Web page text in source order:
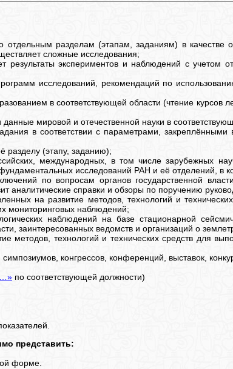
разделам (этапам, заданиям) в качестве
сложные исследования;
результаты экспериментов и наблюдений с учетом
исследований, рекомендаций по
в соответствующей области (чтение
мировой и отечественной науки в
в соответствии с параметрами,
разделу (этапу, заданию);
международных, в том числе зарубежных
исследований РАН и её отделений, в
по вопросам органов государственной
аналитические справки и обзоры по поручению
на развитие методов, технологий и
мониторинговых наблюдений;
наблюдений на базе стационарной
заинтересованных ведомств и организаций о
методов, технологий и технических средств для
конгрессов, конференций, выставок,
по соответствующей должности)
представить:
форме.